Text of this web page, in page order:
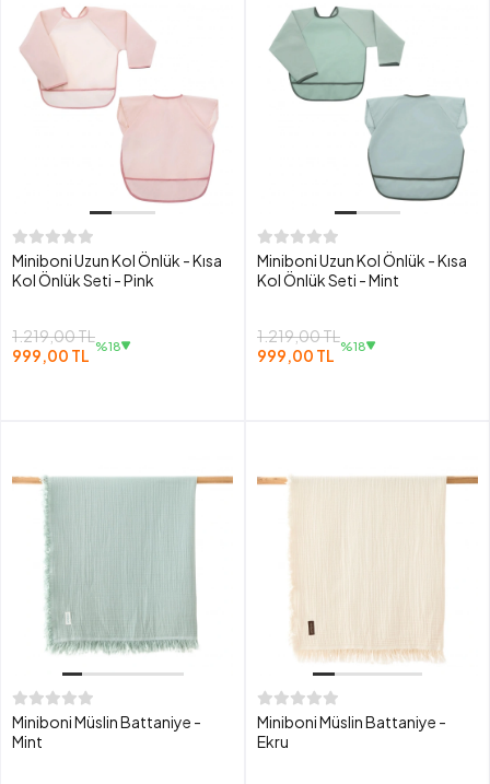
Miniboni Uzun Kol Önlük - Kısa
Kol Önlük Seti - Pink
1.219,00 TL
999,00 TL %18
Miniboni Uzun Kol Önlük - Kısa
Kol Önlük Seti - Mint
1.219,00 TL
999,00 TL %18
Miniboni Müslin Battaniye -
Mint
Miniboni Müslin Battaniye -
Ekru